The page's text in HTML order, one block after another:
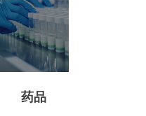
药品